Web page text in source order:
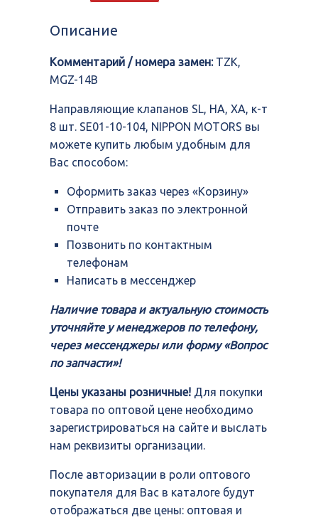
HA,
к-
т
шт.
SE01-
10-
104,
NIPPON
MOTORS
Описание
Комментарий / номера замен:TZK,
MGZ-14B
Направляющие клапанов SL, HA, XA, к-т
8 шт. SE01-10-104, NIPPON MOTORS вы
можете купить любым удобным для
Вас способом:
Оформить заказ через «Корзину»
Отправить заказ по электронной
почте
Позвонить по контактным
телефонам
Написать в мессенджер
Наличие товара и актуальную стоимость
уточняйте у менеджеров по телефону,
через мессенджеры или форму «Вопрос
по запчасти»!
Цены указаны розничные! Для покупки
товара по оптовой цене необходимо
зарегистрироваться на сайте и выслать
нам реквизиты организации.
После авторизации в роли оптового
покупателя для Вас в каталоге будут
отображаться две цены: оптовая и